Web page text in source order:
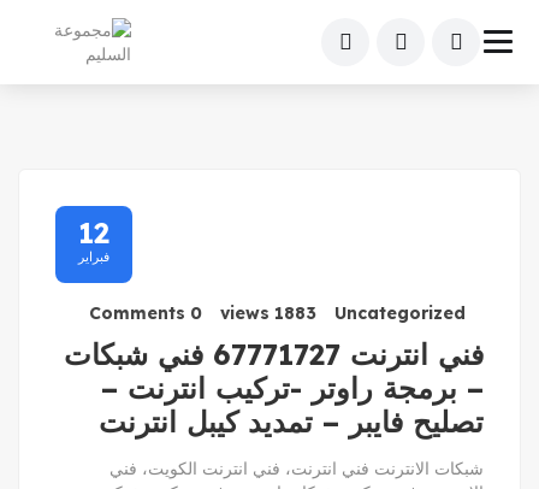
12
فبراير
Uncategorized
1883 views
0 Comments
فني انترنت 67771727 فني شبكات
– برمجة راوتر -تركيب انترنت –
تصليح فايبر – تمديد كيبل انترنت
شبكات الانترنت فني انترنت، فني انترنت الكويت، فني